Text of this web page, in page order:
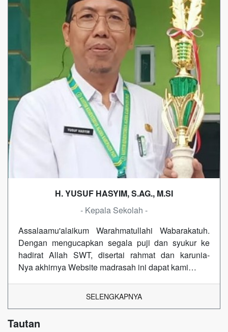
H. YUSUF HASYIM, S.AG., M.SI
- Kepala Sekolah -
Assalaamu'alaikum Warahmatullahi Wabarakatuh.
Dengan mengucapkan segala puji dan syukur ke
hadirat Allah SWT, disertai rahmat dan karunia-
Nya akhirnya Website madrasah ini dapat kami…
SELENGKAPNYA
Tautan